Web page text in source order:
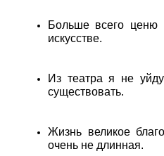
Больше всего ценю
искусстве.
Из театра я не
существовать.
Жизнь великое
очень не длинная.